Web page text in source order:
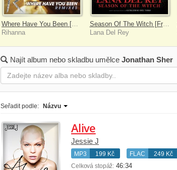
Rihanna
Season Of The Witch [From The Motion Picture "Scary Stories To Tell In The Dark"]
Lana Del Rey
Najít album nebo skladbu umělce Jonathan Sher
Seřadit podle: Názvu
Alive
Jessie J
MP3 199 Kč FLAC 249 Kč
Celková stopáž: 46:34